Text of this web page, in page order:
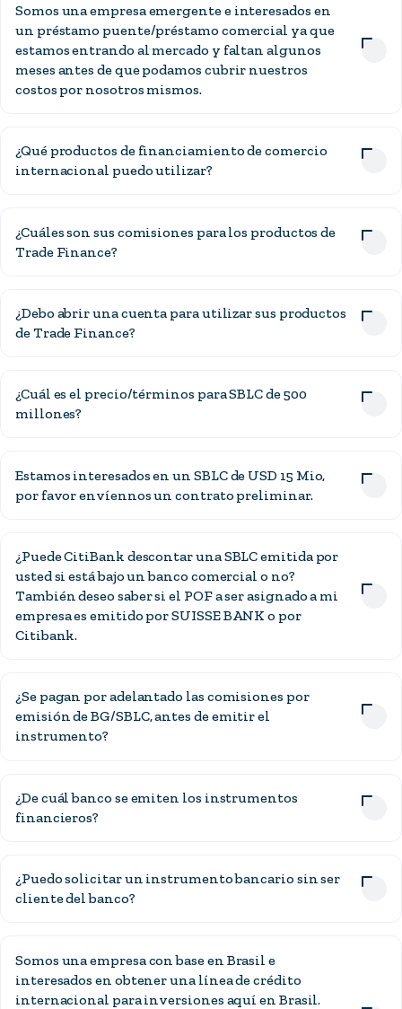
Somos una empresa emergente e interesados en
un préstamo puente/préstamo comercial ya que
estamos entrando al mercado y faltan algunos
meses antes de que podamos cubrir nuestros
costos por nosotros mismos.
¿Qué productos de financiamiento de comercio
internacional puedo utilizar?
¿Cuáles son sus comisiones para los productos de
Trade Finance?
¿Debo abrir una cuenta para utilizar sus productos
de Trade Finance?
¿Cuál es el precio/términos para SBLC de 500
millones?
Estamos interesados en un SBLC de USD 15 Mio,
por favor envíennos un contrato preliminar.
¿Puede CitiBank descontar una SBLC emitida por
usted si está bajo un banco comercial o no?
También deseo saber si el POF a ser asignado a mi
empresa es emitido por SUISSE BANK o por
Citibank.
¿Se pagan por adelantado las comisiones por
emisión de BG/SBLC, antes de emitir el
instrumento?
¿De cuál banco se emiten los instrumentos
financieros?
¿Puedo solicitar un instrumento bancario sin ser
cliente del banco?
Somos una empresa con base en Brasil e
interesados en obtener una línea de crédito
internacional para inversiones aquí en Brasil.